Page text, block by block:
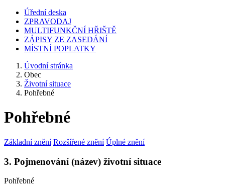
Úřední deska
ZPRAVODAJ
MULTIFUNKČNÍ HŘIŠTĚ
ZÁPISY ZE ZASEDÁNÍ
MÍSTNÍ POPLATKY
Úvodní stránka
Obec
Životní situace
Pohřebné
Pohřebné
Základní znění Rozšířené znění Úplné znění
3. Pojmenování (název) životní situace
Pohřebné